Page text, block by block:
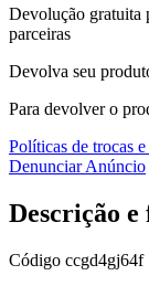
Devolução gratuita
parceiras
Devolva seu
Para devolver o
Políticas de trocas
Denunciar Anúncio
Descrição
Código ccgd4gj64f